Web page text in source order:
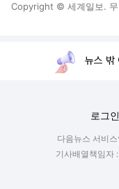
Copyright © 세계일보. 무
뉴스 밖
로그인
다음뉴스 서비
기사배열책임자